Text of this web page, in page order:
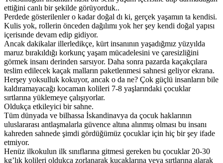
ettiğini canlı bir şekilde görüyorduk..
Perdede gösterilenler o kadar doğal dı ki, gerçek yaşamın ta kendisi.
Kulis yok, rollerin önceden dağılımı yok her şey kendi doğal yapısı
içerisınde devam edip gidiyor.
Ancak dakikalar illerledikçe, kürt insanının yaşadığmız yüzyılda
maruz bırakıldığı korkunç yaşam mücadelesini ve çaresizliğini
görmek insanı derinden sarsıyor. Daha sonra pazarda kaçakçılara
teslim edilecek kaçak malların paketlenmesi sahnesi geliyor ekrana.
Herşey yoksulluk kokuyor, ancak o da ne? Çok güçlü insanların bile
kaldıramayacağı kocaman kolileri 7-8 yaşlarındaki çocuklar
sırtlarına yüklemeye çalışıyorlar.
Oldukça etkileyici bir sahne.
Tüm dünyada ve bilhassa İskandinavya da çocuk haklarının
uluslararası antlaşmalarla güvence altına alınmış olması bu insanı
kahreden sahnede şimdi gördüğümüz çocuklar için hiç bir şey ifade
etmiyor.
Henüz ilkokulun ilk sınıflarına gitmesi gereken bu çocuklar 20-30
kg’lık kolileri oldukça zorlanarak kucaklarına veya sırtlarına alarak